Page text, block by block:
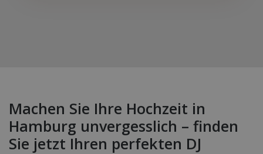
Machen Sie Ihre Hochzeit in
Hamburg unvergesslich – finden
Sie jetzt Ihren perfekten DJ